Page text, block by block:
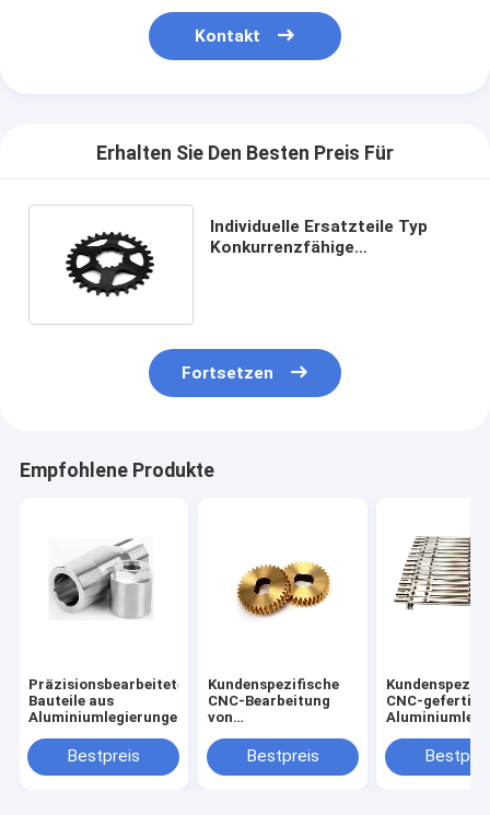
Kontakt
Erhalten Sie Den Besten Preis Für
Individuelle Ersatzteile Typ
Konkurrenzfähige
Fortsetzen
Empfohlene Produkte
Präzisionsbearbeitete
Bauteile aus
Aluminiumlegierungen
Bestpreis
Kundenspezifische
CNC-Bearbeitung
von
mit 0,02 mm
Toleranz
Bestpreis
CNC-
Toleranz